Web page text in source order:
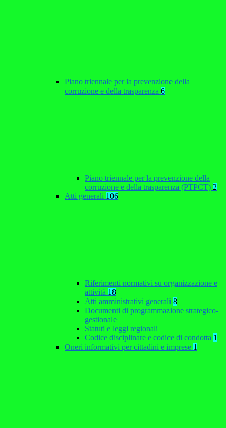
Piano triennale per la prevenzione della
corruzione e della trasparenza 6
Piano triennale per la prevenzione della
corruzione e della trasparenza (PTPCT) 2
Atti generali 106
Riferimenti normativi su organizzazione e
attività 18
Atti amministrativi generali 8
Documenti di programmazione strategico-
gestionale
Statuti e leggi regionali
Codice disciplinare e codice di condotta 1
Oneri informativi per cittadini e imprese 1